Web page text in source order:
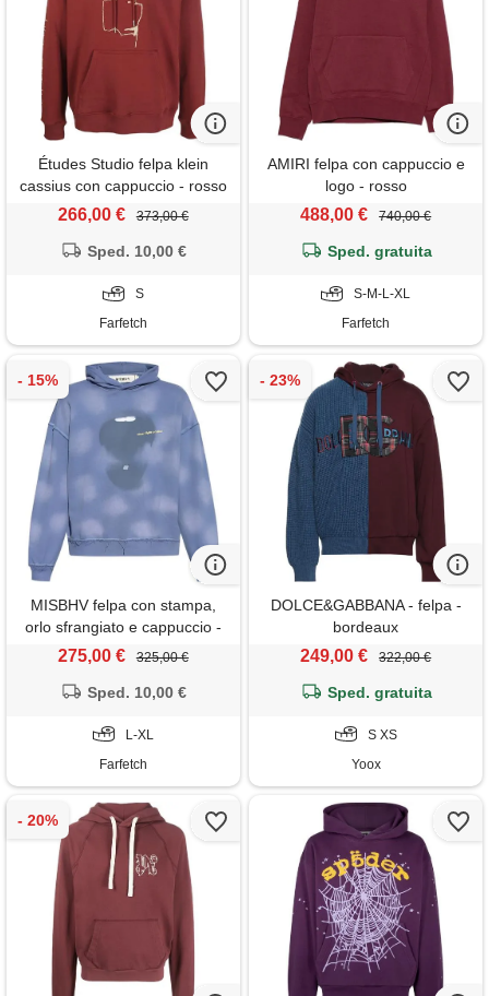
Études Studio felpa klein
cassius con cappuccio - rosso
266,00 € 373,00 €
Sped. 10,00 €
S
Farfetch
AMIRI felpa con cappuccio e
logo - rosso
488,00 € 740,00 €
Sped. gratuita
S-M-L-XL
Farfetch
MISBHV felpa con stampa,
orlo sfrangiato e cappuccio -
blu
275,00 € 325,00 €
Sped. 10,00 €
L-XL
Farfetch
DOLCE&GABBANA - felpa -
bordeaux
249,00 € 322,00 €
Sped. gratuita
S XS
Yoox